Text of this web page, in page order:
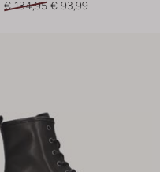
€ 134,95 € 93,99